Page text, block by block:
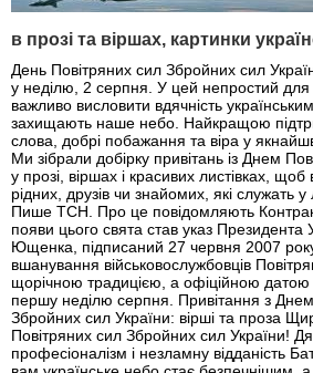
в прозі та віршах, картинки
День Повітряних сил Збройних сил
у неділю, 2 серпня. У цей непростий для
важливо висловити вдячність
захищають наше небо. Найкращою
слова, добрі побажання та віра у
Ми зібрали добірку привітань із Днем
у прозі, віршах і красивих листівках, щоб
рідних, друзів чи знайомих, які служать
Пише ТСН. Про це повідомляють
появи цього свята став указ Президента
Ющенка, підписаний 27 червня 2007
вшанування військовослужбовців
щорічною традицією, а офіційною датою
першу неділю серпня. Привітання з
Збройних сил України: вірші та проза
Повітряних сил Збройних сил України!
професіоналізм і незламну відданість